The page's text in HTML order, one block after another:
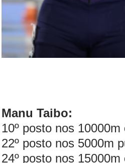
Manu Taibo:
10º posto nos 10000m
22º posto nos 5000m
24º posto nos 15000m